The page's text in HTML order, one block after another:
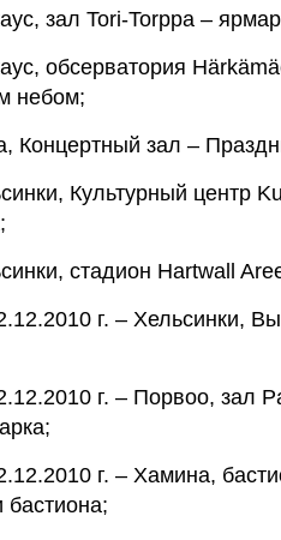
зал Tori-Torppa –
обсерватория
небом;
Концертный зал –
Культурный центр
стадион Hartwall
г. – Хельсинки,
г. – Порвоо, зал
г. – Хамина,